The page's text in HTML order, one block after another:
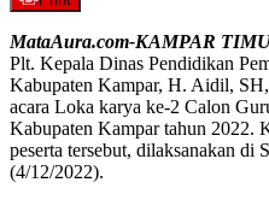
MataAura.com-KAMPAR
Plt. Kepala Dinas Pendidikan
Kabupaten Kampar, H. Aidil,
acara Loka karya ke-2 Calon
Kabupaten Kampar tahun 2022.
peserta tersebut, dilaksanakan
(4/12/2022).